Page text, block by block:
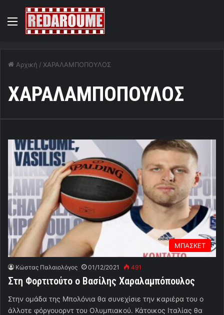
Menu
Αρχική / ΧΑΡΑΛΑΜΠΟΠΟΥΛΟΣ
ΧΑΡΑΛΑΜΠΟΠΟΥΛΟΣ
ΜΠΑΣΚΕΤ
Κώστας Παλαιολόγος 01/12/2021 491
Στη Φορτιτούτο ο Βασίλης Χαραλαμπόπουλος
Στην ομάδα της Μπολόνια θα συνεχίσιε την καριέρα του ο
άλλοτε φόργουορντ του Ολυμπιακού. Κάτοικος Ιταλίας θα